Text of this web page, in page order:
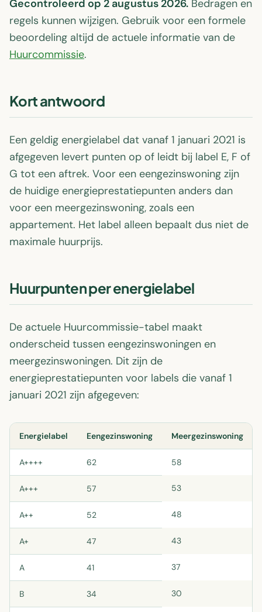
Gecontroleerd op 2 augustus 2026. Bedragen en
regels kunnen wijzigen. Gebruik voor een formele
beoordeling altijd de actuele informatie van de
Huurcommissie.
Kort antwoord
Een geldig energielabel dat vanaf 1 januari 2021 is
afgegeven levert punten op of leidt bij label E, F of
G tot een aftrek. Voor een eengezinswoning zijn
de huidige energieprestatiepunten anders dan
voor een meergezinswoning, zoals een
appartement. Het label alleen bepaalt dus niet de
maximale huurprijs.
Huurpunten per energielabel
De actuele Huurcommissie-tabel maakt
onderscheid tussen eengezinswoningen en
meergezinswoningen. Dit zijn de
energieprestatiepunten voor labels die vanaf 1
januari 2021 zijn afgegeven:
Energielabel Eengezinswoning Meergezinswoning
A++++ 62 58
A+++ 57 53
A++ 52 48
A+ 47 43
A 41 37
B 34 30